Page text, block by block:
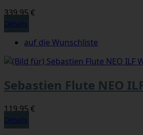
339,95 €
Details
auf die Wunschliste
Sebastien Flute NEO
119,95 €
Details